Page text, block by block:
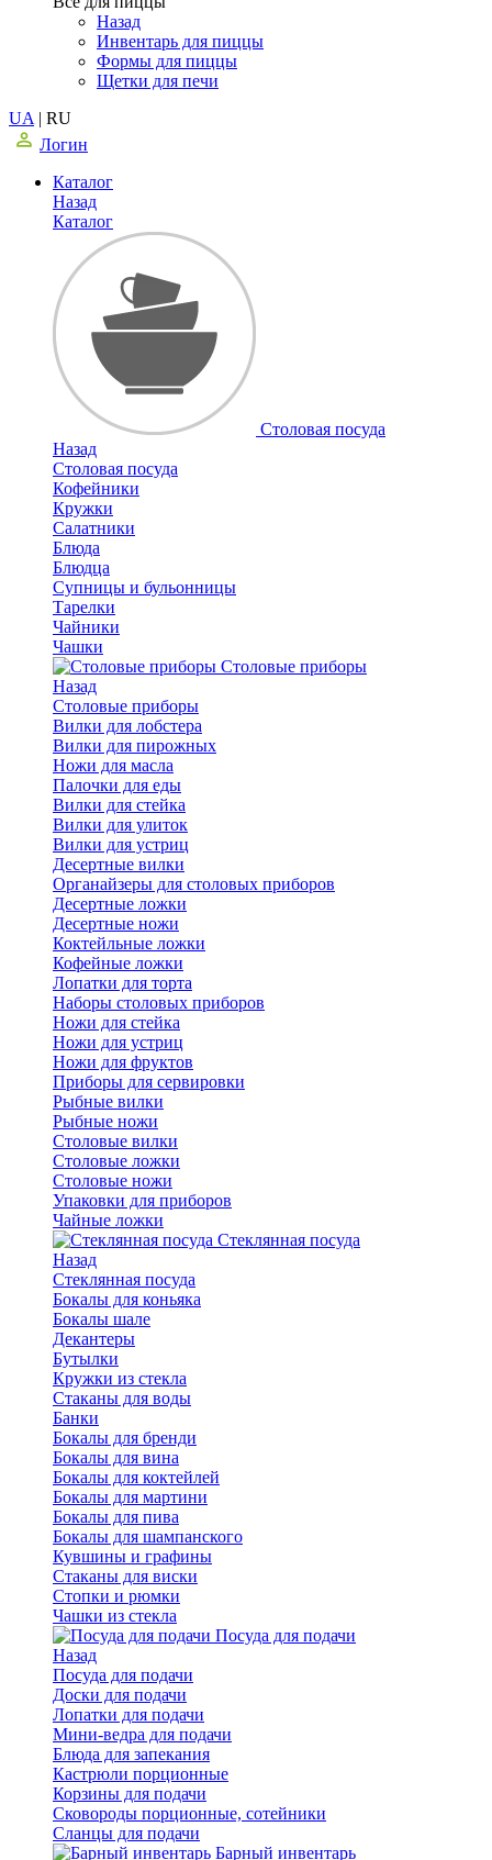
Назад
Инвентарь для пиццы
Формы для пиццы
Щетки для печи
UA | RU
Логин
Каталог
Назад
Каталог
Столовая посуда
Назад
Столовая посуда
Кофейники
Кружки
Салатники
Блюда
Блюдца
Супницы и бульонницы
Тарелки
Чайники
Чашки
Cтоловые приборы
Назад
Cтоловые приборы
Вилки для лобстера
Вилки для пирожных
Ножи для масла
Палочки для еды
Вилки для стейка
Вилки для улиток
Вилки для устриц
Десертные вилки
Органайзеры для столовых приборов
Десертные ложки
Десертные ножи
Коктейльные ложки
Кофейные ложки
Лопатки для торта
Наборы столовых приборов
Ножи для стейка
Ножи для устриц
Ножи для фруктов
Приборы для сервировки
Рыбные вилки
Рыбные ножи
Столовые вилки
Столовые ложки
Столовые ножи
Упаковки для приборов
Чайные ложки
Стеклянная посуда
Назад
Стеклянная посуда
Бокалы для коньяка
Бокалы шале
Декантеры
Бутылки
Кружки из стекла
Стаканы для воды
Банки
Бокалы для бренди
Бокалы для вина
Бокалы для коктейлей
Бокалы для мартини
Бокалы для пива
Бокалы для шампанского
Кувшины и графины
Стаканы для виски
Стопки и рюмки
Чашки из стекла
Посуда для подачи
Назад
Посуда для подачи
Доски для подачи
Лопатки для подачи
Мини-ведра для подачи
Блюда для запекания
Кастрюли порционные
Корзины для подачи
Сковороды порционные, сотейники
Сланцы для подачи
Барный инвентарь